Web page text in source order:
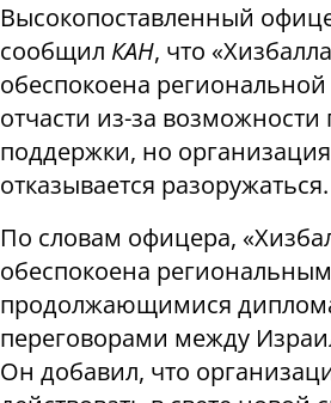
Высокопоставленный
сообщил КАН, что
обеспокоена
отчасти из-за
поддержки, но
отказывается разоружаться.
По словам офицера,
обеспокоена
продолжающимися
переговорами между
Он добавил, что